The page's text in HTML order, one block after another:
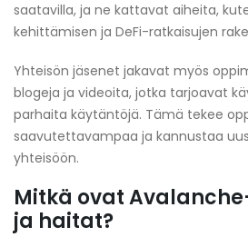
saatavilla, ja ne kattavat aiheita,
kehittämisen ja DeFi-ratkaisujen
Yhteisön jäsenet jakavat myös
blogeja ja videoita, jotka tarjoavat
parhaita käytäntöjä. Tämä tekee
saavutettavampaa ja kannustaa
yhteisöön.
Mitkä ovat
ja haitat?